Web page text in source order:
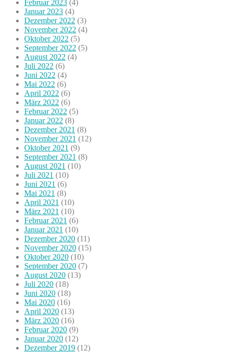
Februar 2023 (4)
Januar 2023 (4)
Dezember 2022 (3)
November 2022 (4)
Oktober 2022 (5)
September 2022 (5)
August 2022 (4)
Juli 2022 (6)
Juni 2022 (4)
Mai 2022 (6)
April 2022 (6)
März 2022 (6)
Februar 2022 (5)
Januar 2022 (8)
Dezember 2021 (8)
November 2021 (12)
Oktober 2021 (9)
September 2021 (8)
August 2021 (10)
Juli 2021 (10)
Juni 2021 (6)
Mai 2021 (8)
April 2021 (10)
März 2021 (10)
Februar 2021 (6)
Januar 2021 (10)
Dezember 2020 (11)
November 2020 (15)
Oktober 2020 (10)
September 2020 (7)
August 2020 (13)
Juli 2020 (18)
Juni 2020 (18)
Mai 2020 (16)
April 2020 (13)
März 2020 (16)
Februar 2020 (9)
Januar 2020 (12)
Dezember 2019 (12)